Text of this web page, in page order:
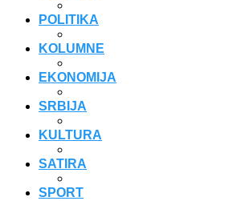
POLITIKA
KOLUMNE
EKONOMIJA
SRBIJA
KULTURA
SATIRA
SPORT